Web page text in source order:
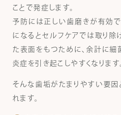
ことで発症します。
予防には正しい歯磨きが有効
になるとセルフケアでは取り除
た表面をもつために、余計に細
炎症を引き起こしやすくなります。
そんな歯垢がたまりやすい要因
れます。